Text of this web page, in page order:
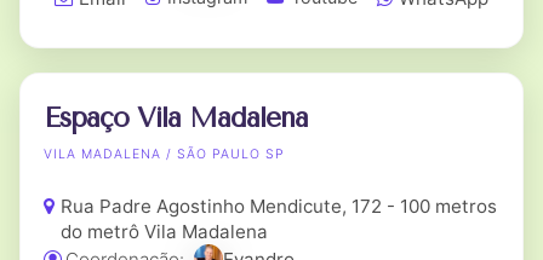
Espaço Vila Madalena
VILA MADALENA / SÃO PAULO SP
Rua Padre Agostinho Mendicute, 172 - 100 metros
do metrô Vila Madalena